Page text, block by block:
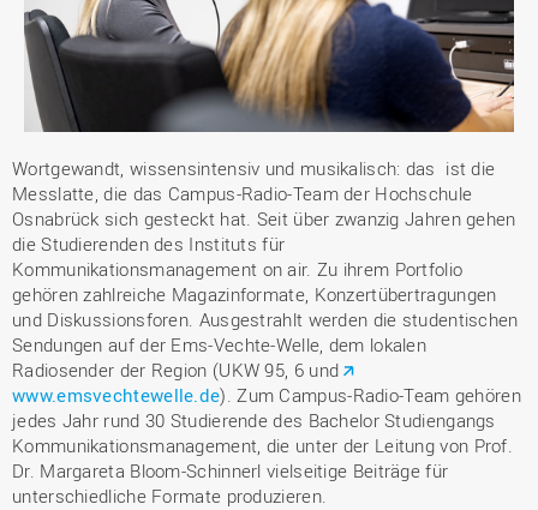
Wortgewandt, wissensintensiv und musikalisch: das ist die
Messlatte, die das Campus-Radio-Team der Hochschule
Osnabrück sich gesteckt hat. Seit über zwanzig Jahren gehen
die Studierenden des Instituts für
Kommunikationsmanagement on air. Zu ihrem Portfolio
gehören zahlreiche Magazinformate, Konzertübertragungen
und Diskussionsforen. Ausgestrahlt werden die studentischen
Sendungen auf der Ems-Vechte-Welle, dem lokalen
Radiosender der Region (UKW 95, 6 und
www.emsvechtewelle.de). Zum Campus-Radio-Team gehören
jedes Jahr rund 30 Studierende des Bachelor Studiengangs
Kommunikationsmanagement, die unter der Leitung von Prof.
Dr. Margareta Bloom-Schinnerl vielseitige Beiträge für
unterschiedliche Formate produzieren.